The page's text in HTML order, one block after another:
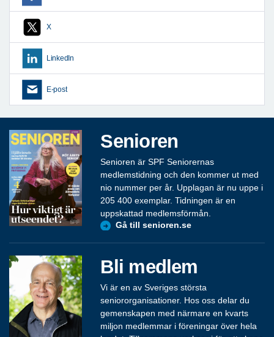
X
LinkedIn
E-post
Senioren
Senioren är SPF Seniorernas
medlemstidning och den kommer ut med
nio nummer per år. Upplagan är nu uppe i
205 400 exemplar. Tidningen är en
uppskattad medlemsförmån.
Gå till senioren.se
Bli medlem
Vi är en av Sveriges största
seniororganisationer. Hos oss delar du
gemenskapen med närmare en kvarts
miljon medlemmar i föreningar över hela